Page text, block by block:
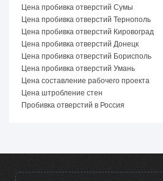
Цена пробивка отверстий Сумы
Цена пробивка отверстий Тернополь
Цена пробивка отверстий Кировоград
Цена пробивка отверстий Донецк
Цена пробивка отверстий Борисполь
Цена пробивка отверстий Умань
Цена составление рабочего проекта
Цена штробление стен
Пробивка отверстий в Россия